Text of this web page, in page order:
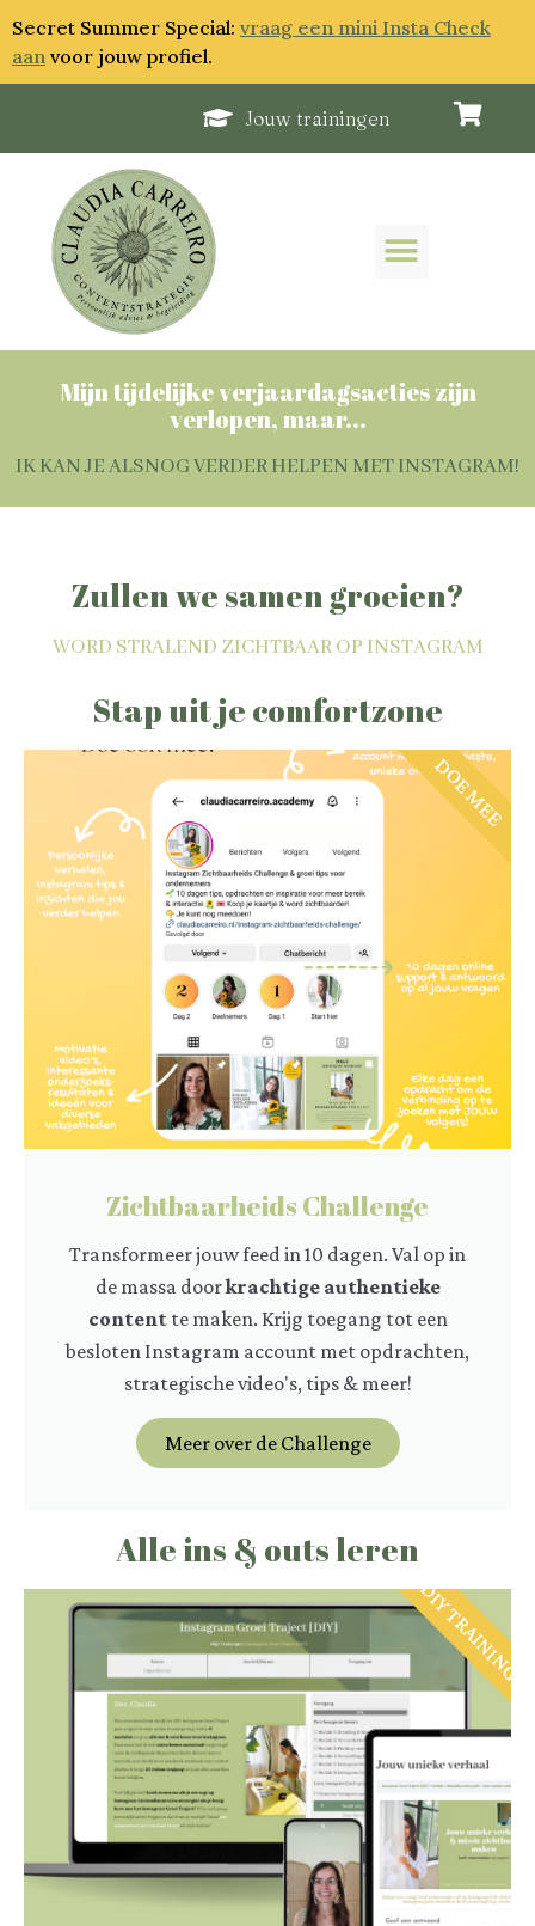
Secret Summer Special: vraag een mini Insta Check
aan voor jouw profiel.
Jouw trainingen
Mijn tijdelijke verjaardagsacties zijn
verlopen, maar...
IK KAN JE ALSNOG VERDER HELPEN MET INSTAGRAM!
Zullen we samen groeien?
WORD STRALEND ZICHTBAAR OP INSTAGRAM
Stap uit je comfortzone
Zichtbaarheids Challenge
Transformeer jouw feed in 10 dagen. Val op in
de massa doorkrachtige authentieke
contentte maken. Krijg toegang tot een
besloten Instagram account met opdrachten,
strategische video's, tips & meer!
Meer over de Challenge
DOE MEE
Alle ins & outs leren
DIY TRAINING